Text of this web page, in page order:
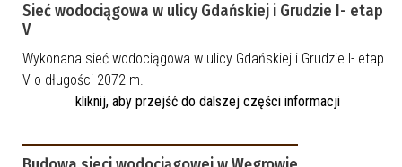
Sieć wodociągowa w ulicy Gdańskiej i Grudzie I- etap
V
Wykonana sieć wodociągowa w ulicy Gdańskiej i Grudzie I- etap
V o długości 2072 m.
kliknij, aby przejść do dalszej części informacji